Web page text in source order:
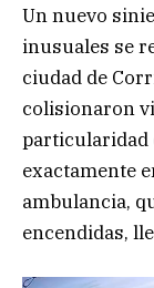
Un nuevo
inusuales se
ciudad de
colisionaron
particularidad
exactamente
ambulancia,
encendidas,